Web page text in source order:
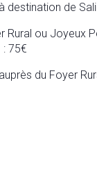
destination de
Rural ou Joyeux
75€
du Foyer